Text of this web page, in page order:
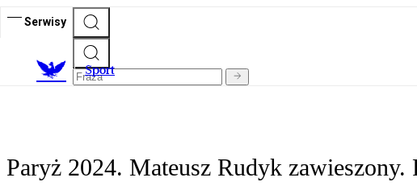
Serwisy
Sport
Paryż 2024. Mateusz Rudyk zawieszony.